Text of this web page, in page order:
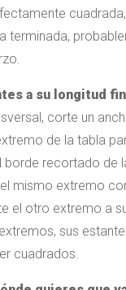
terminada,
a su longitud
corte un
de la tabla
borde recortado de
mismo extremo
el otro extremo a
sus
cuadrados.